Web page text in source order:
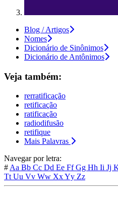
Blog / Artigos
Nomes
Dicionário de Sinônimos
Dicionário de Antônimos
Veja também:
rerratificação
retificação
ratificação
radiodifusão
retifique
Mais Palavras
Navegar por letra:
#Aa Bb Cc Dd Ee FfGg Hh Ii Jj
TtUu Vv Ww XxYy Zz